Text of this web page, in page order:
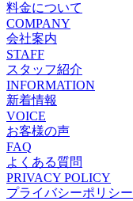
料金について
COMPANY
会社案内
STAFF
スタッフ紹介
INFORMATION
新着情報
VOICE
お客様の声
FAQ
よくある質問
PRIVACY POLICY
プライバシーポリシー